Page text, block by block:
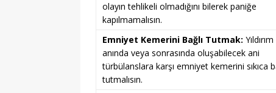
olayın tehlikeli olmadığını bilerek paniğe
kapılmamalısın.
Emniyet Kemerini Bağlı Tutmak:
anında veya sonrasında oluşabilecek ani
türbülanslara karşı emniyet kemerini sıkıca
tutmalısın.